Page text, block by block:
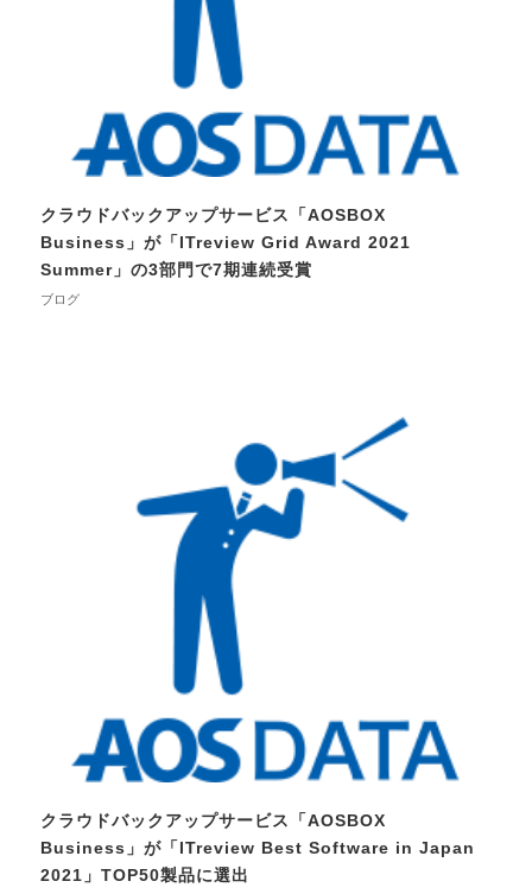
クラウドバックアップサービス「AOSBOX
Business」が「ITreview Grid Award 2021
Summer」の3部門で7期連続受賞
ブログ
クラウドバックアップサービス「AOSBOX
Business」が「ITreview Best Software in Japan
2021」TOP50製品に選出